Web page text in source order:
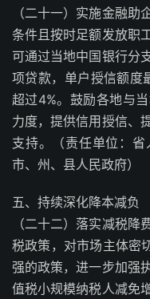
（二十一）实施金融助
条件且按时足额发放职
可通过当地中国银行分
项贷款，单户授信额度
超过4%。鼓励各地与
力度，提供信用授信、
支持。（责任单位：
市、州、县人民政府）
五、持续深化降本减负
（二十二）落实减税
税政策，对市场主体密
强的政策，进一步加强
值税小规模纳税人减免